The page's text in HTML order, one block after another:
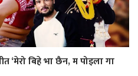
‘मेरो बिहे भा छैन, म पोइला गा